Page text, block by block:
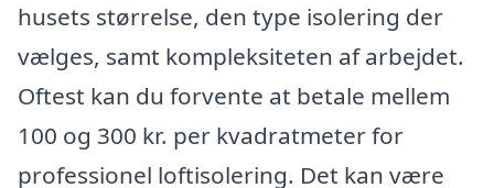
husets størrelse, den type isolering der
vælges, samt kompleksiteten af arbejdet.
Oftest kan du forvente at betale mellem
100 og 300 kr. per kvadratmeter for
professionel loftisolering. Det kan være